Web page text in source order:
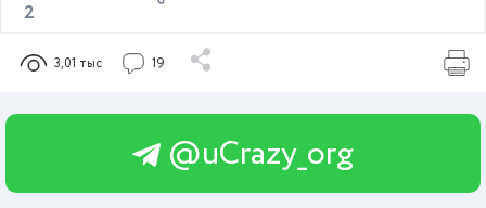
2
3,01 тыс 19
@uCrazy_org